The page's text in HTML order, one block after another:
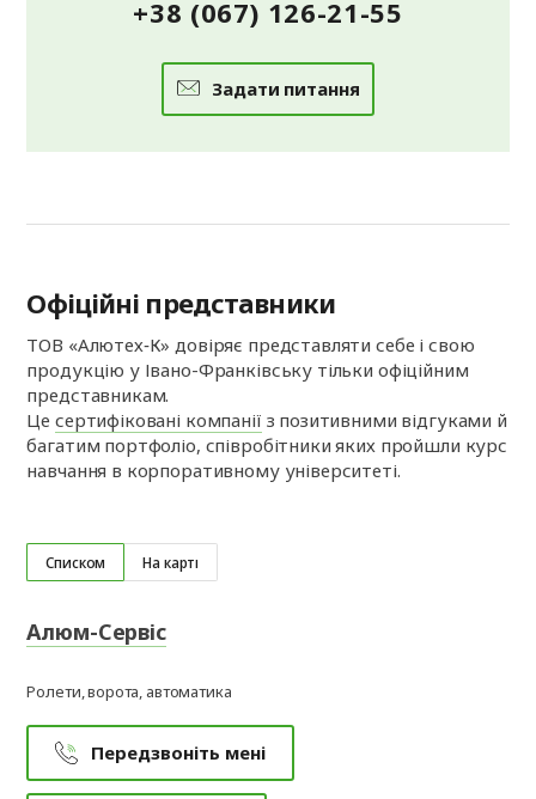
+38 (067) 126-21-55
Задати питання
Офіційні представники
ТОВ «Алютех‑К» довіряє представляти себе і свою
продукцію у Івано-Франківську тільки офіційним
представникам.
Це сертифіковані компанії з позитивними відгуками й
багатим портфоліо, співробітники яких пройшли курс
навчання в корпоративному університеті.
Списком На карті
Алюм-Сервіс
Ролети, ворота, автоматика
Передзвоніть мені